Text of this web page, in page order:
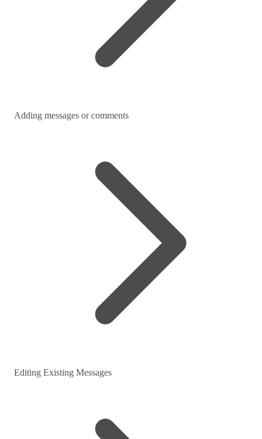
Adding messages or comments
Editing Existing Messages